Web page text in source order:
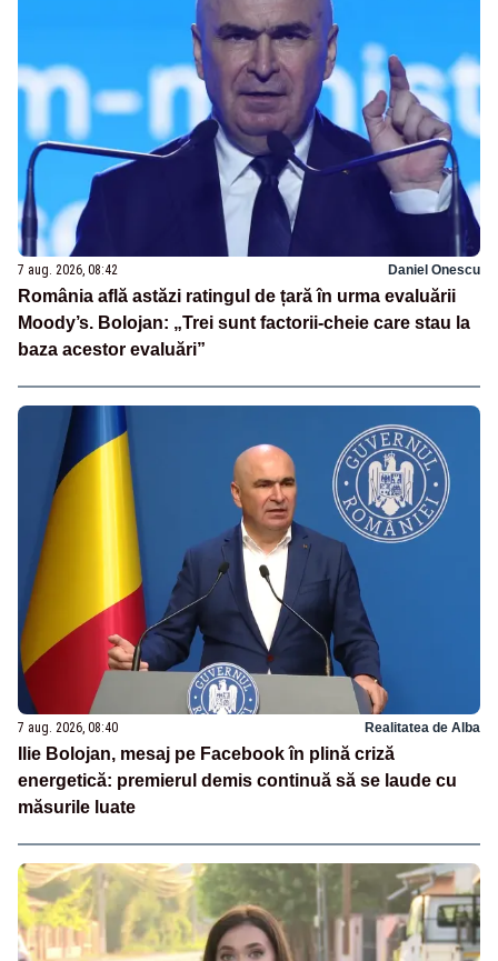
7 aug. 2026, 08:42 Daniel Onescu
România află astăzi ratingul de țară în urma evaluării
Moody’s. Bolojan: „Trei sunt factorii-cheie care stau la
baza acestor evaluări”
7 aug. 2026, 08:40 Realitatea de Alba
Ilie Bolojan, mesaj pe Facebook în plină criză
energetică: premierul demis continuă să se laude cu
măsurile luate